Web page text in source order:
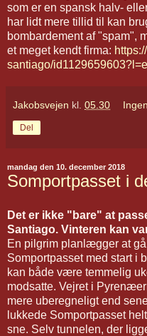
som er en spansk halv-
har lidt mere tillid til kan
bombardement af "spam",
et meget kendt firma:
santiago/
Jakobsvejen kl. 05.30
Del
mandag den 10. december 2018
Somportpasset i
Det er ikke "bare" at
Santiago. Vinteren kan
En pilgrim planlægger at
Somportpasset med start i
kan både være temmelig
modsatte. Vejret i
mere uberegneligt end
lukkede Somportpasset
sne. Selv tunnelen, der